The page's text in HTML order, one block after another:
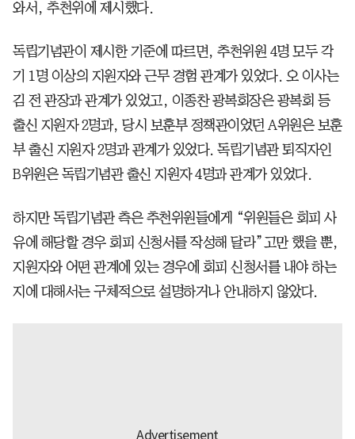
와서, 추천위에 제시했다.
독립기념관이 제시한 기준에 따르면, 추천위원 4명 모두 각
기 1명 이상의 지원자와 근무 경험 관계가 있었다. 오 이사는
김 전 관장과 관계가 있었고, 이종찬 광복회장은 광복회 등
출신 지원자 2명과, 당시 보훈부 정책관이었던 A위원은 보훈
부 출신 지원자 2명과 관계가 있었다. 독립기념관 퇴직자인
B위원은 독립기념관 출신 지원자 4명과 관계가 있었다.
하지만 독립기념관 측은 추천위원들에게 “위원들은 회피 사
유에 해당할 경우 회피 신청서를 작성해 달라”고만 했을 뿐,
지원자와 어떤 관계에 있는 경우에 회피 신청서를 내야 하는
지에 대해서는 구체적으로 설명하거나 안내하지 않았다.